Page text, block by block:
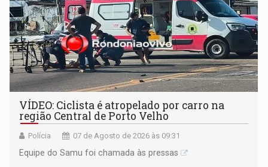
VÍDEO: Ciclista é atropelado por carro na
região Central de Porto Velho
Polícia 07 de Agosto de 2026 às 09:31
Equipe do Samu foi chamada às pressas